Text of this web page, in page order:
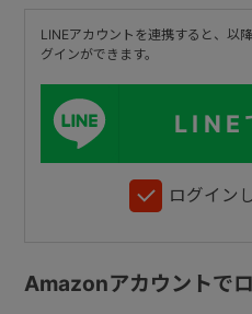
LINEアカウントを連携すると、以
グインができます。
LINE
ログイン
Amazonアカウントで